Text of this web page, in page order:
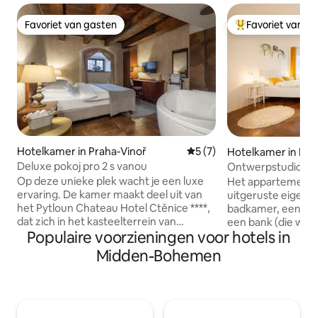
Favoriet van gasten
Favoriet van gasten
Hotelkamer in Praha-Vinoř Gemiddelde beoordeling
5 (7)
Deluxe pokoj pro 2 s vanou
Op deze unieke plek wacht je een luxe
ervaring. De kamer maakt deel uit van
het Pytloun Chateau Hotel Ctěnice ****,
dat zich in het kasteelterrein van
Ctěnice bevindt. Dit luxe hotel van de
Tsjechische hotelketen PYTLOUN
HOTELS biedt romantische
Topfavoriet van
Favoriet van
Hotelkamer in
Ontwerpstudio
Het appartement
uitgeruste eigen
badkamer, een
een bank (die we
klaarmaken als
Populaire voorzieningen voor hotels in
Midden-Bohemen